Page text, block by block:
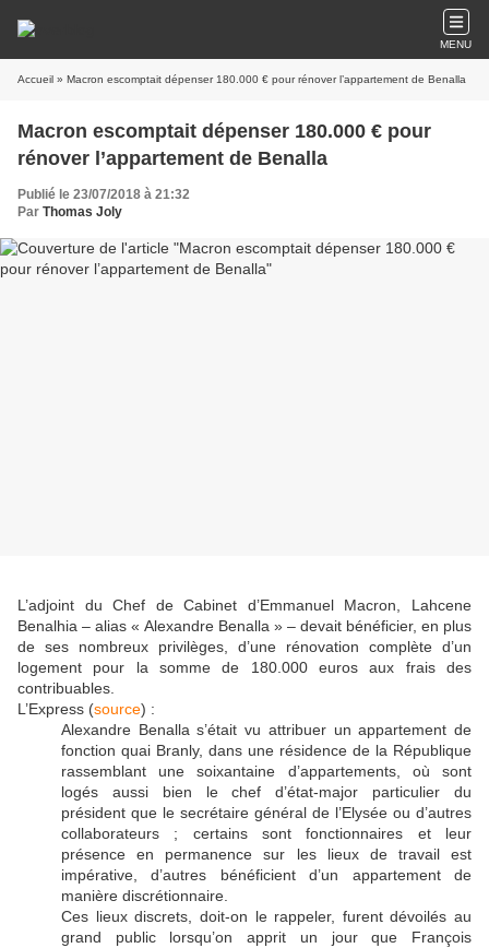
MENU
Accueil » Macron escomptait dépenser 180.000 € pour rénover l’appartement de Benalla
Macron escomptait dépenser 180.000 € pour
rénover l’appartement de Benalla
Publié le 23/07/2018 à 21:32
Par Thomas Joly
L’adjoint du Chef de Cabinet d’Emmanuel Macron, Lahcene
Benalhia – alias « Alexandre Benalla » – devait bénéficier, en plus
de ses nombreux privilèges, d’une rénovation complète d’un
logement pour la somme de 180.000 euros aux frais des
contribuables.
L’Express (source) :
Alexandre Benalla s’était vu attribuer un appartement de
fonction quai Branly, dans une résidence de la République
rassemblant une soixantaine d’appartements, où sont
logés aussi bien le chef d’état-major particulier du
président que le secrétaire général de l’Elysée ou d’autres
collaborateurs ; certains sont fonctionnaires et leur
présence en permanence sur les lieux de travail est
impérative, d’autres bénéficient d’un appartement de
manière discrétionnaire.
Ces lieux discrets, doit-on le rappeler, furent dévoilés au
grand public lorsqu’on apprit un jour que François